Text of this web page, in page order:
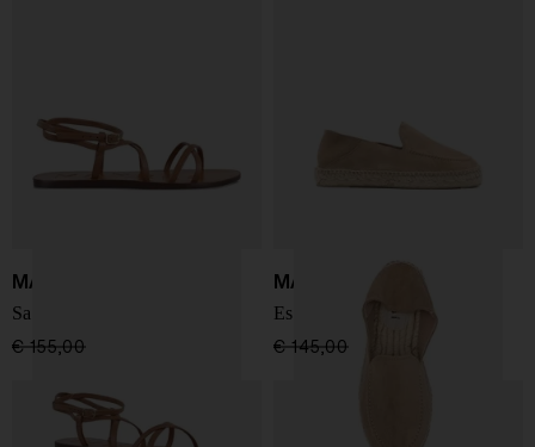
MANEBI
Sandali piatti in pelle
€ 155,00
MANEBI
Espadrillas Hemptons
€ 145,00